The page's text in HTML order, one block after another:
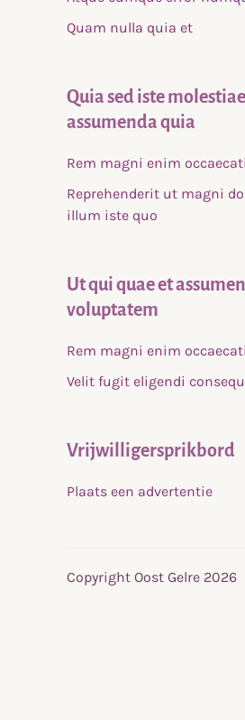
Quam nulla quia et
Quia sed iste molestiae
assumenda quia
Rem magni enim
Reprehenderit ut magni
illum iste quo
Ut qui quae et
voluptatem
Rem magni enim
Velit fugit eligendi
Vrijwilligersprikbord
Plaats een advertentie
Copyright Oost Gelre 2026